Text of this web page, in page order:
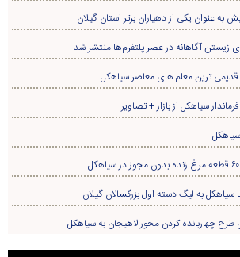
به عنوان یکی از دهیاران برتر استان گیلان
زیستن آگاهانه در عصر پلتفرم‌ها منتشر شد
ترین معلم های معاصر سیاهکل
سیاهکل از بازار + تصاویر
سیاهکل به لیگ دسته اول بزرگسالان گیلان
چهاربانده کردن محور لاهیجان به سیاهکل